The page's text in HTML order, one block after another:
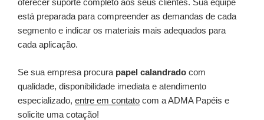
oferecer suporte completo aos seus clientes. Sua equipe
está preparada para compreender as demandas de cada
segmento e indicar os materiais mais adequados para
cada aplicação.
Se sua empresa procura papel calandrado com
qualidade, disponibilidade imediata e atendimento
especializado, entre em contato com a ADMA Papéis e
solicite uma cotação!